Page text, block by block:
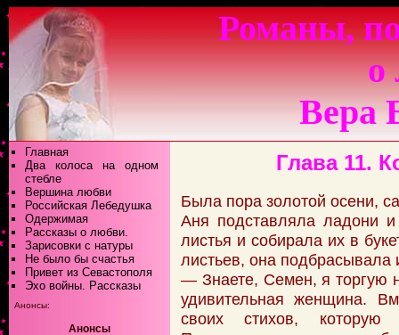
Романы,
о
Вера
Главная
Два колоса на одном
стебле
Вершина любви
Российская Лебедушка
Одержимая
Рассказы о любви.
Зарисовки с натуры
Не было бы счастья
Привет из Севастополя
Эхо войны. Рассказы
Анонсы:
Анонсы
Глава 11.
Была пора золотой осени,
Аня подставляла ладони
листья и собирала их в
листьев, она подбрасывала
— Знаете, Семен, я торгую
удивительная женщина.
своих стихов,